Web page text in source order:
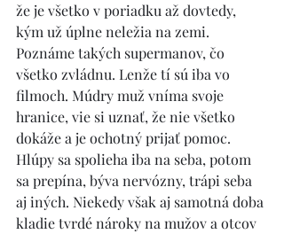
že je všetko v poriadku až dovtedy,
kým už úplne neležia na zemi.
Poznáme takých supermanov, čo
všetko zvládnu. Lenže tí sú iba vo
filmoch. Múdry muž vníma svoje
hranice, vie si uznať, že nie všetko
dokáže a je ochotný prijať pomoc.
Hlúpy sa spolieha iba na seba, potom
sa prepína, býva nervózny, trápi seba
aj iných. Niekedy však aj samotná doba
kladie tvrdé nároky na mužov a otcov